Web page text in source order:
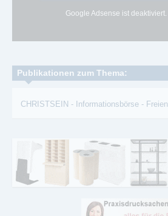
Google Adsense ist deaktiviert.
Publikationen zum Thema:
CHRISTSEIN - Informationsbörse - Freien